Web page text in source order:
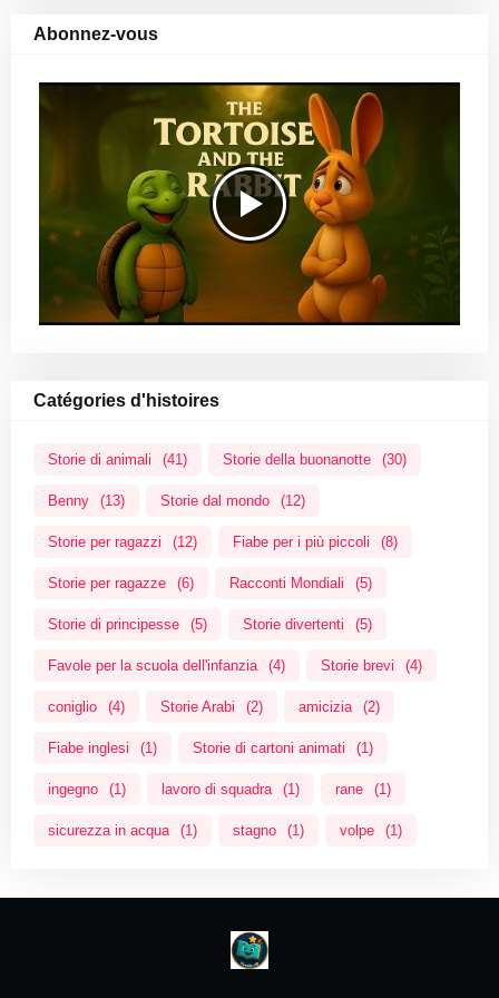
Abonnez-vous
Catégories d'histoires
Storie di animali (41) Storie della buonanotte (30)
Benny (13) Storie dal mondo (12)
Storie per ragazzi (12) Fiabe per i più piccoli (8)
Storie per ragazze (6) Racconti Mondiali (5)
Storie di principesse (5) Storie divertenti (5)
Favole per la scuola dell'infanzia (4) Storie brevi (4)
coniglio (4) Storie Arabi (2) amicizia (2)
Fiabe inglesi (1) Storie di cartoni animati (1)
ingegno (1) lavoro di squadra (1) rane (1)
sicurezza in acqua (1) stagno (1) volpe (1)